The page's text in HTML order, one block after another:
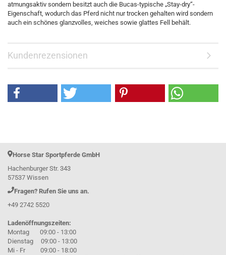
atmungsaktiv sondern besitzt auch die Bucas-typische „Stay-dry“-
Eigenschaft, wodurch das Pferd nicht nur trocken gehalten wird sondern
auch ein schönes glanzvolles, weiches sowie glattes Fell behält.
Kundenrezensionen
Horse Star Sportpferde GmbH
Hachenburger Str. 343
57537 Wissen
Fragen? Rufen Sie uns an.
+49 2742 5520
Ladenöffnungszeiten:
Montag 09:00 - 13:00
Dienstag 09:00 - 13:00
Mi - Fr 09:00 - 18:00